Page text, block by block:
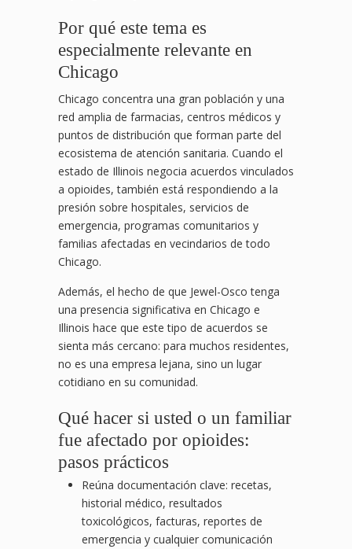
Por qué este tema es
especialmente relevante en
Chicago
Chicago concentra una gran población y una
red amplia de farmacias, centros médicos y
puntos de distribución que forman parte del
ecosistema de atención sanitaria. Cuando el
estado de Illinois negocia acuerdos vinculados
a opioides, también está respondiendo a la
presión sobre hospitales, servicios de
emergencia, programas comunitarios y
familias afectadas en vecindarios de todo
Chicago.
Además, el hecho de que Jewel-Osco tenga
una presencia significativa en Chicago e
Illinois hace que este tipo de acuerdos se
sienta más cercano: para muchos residentes,
no es una empresa lejana, sino un lugar
cotidiano en su comunidad.
Qué hacer si usted o un familiar
fue afectado por opioides:
pasos prácticos
Reúna documentación clave: recetas,
historial médico, resultados
toxicológicos, facturas, reportes de
emergencia y cualquier comunicación